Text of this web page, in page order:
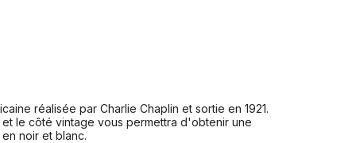
réalisée par Charlie Chaplin et sortie en 1921.
le côté vintage vous permettra d'obtenir une
noir et blanc.